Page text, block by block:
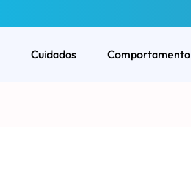
Cuidados Comportamento